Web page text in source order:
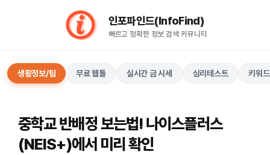
인포파인드(InfoFind)​​​​
빠르고 정확한 정보 검색 커뮤니티
생활정보/팁 무료 웹툴 실시간 금 시세 심리테스트 키워
중학교 반배정 보는법! 나이스플러스
(NEIS+)에서 미리 확인